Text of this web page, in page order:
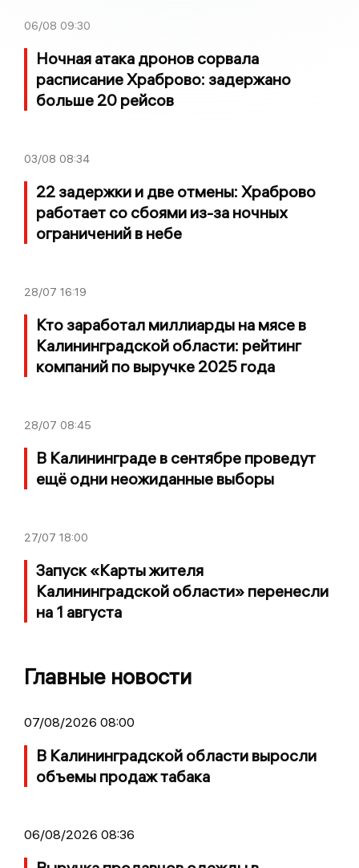
06/08 09:30
Ночная атака дронов сорвала
расписание Храброво: задержано
больше 20 рейсов
03/08 08:34
22 задержки и две отмены: Храброво
работает со сбоями из-за ночных
ограничений в небе
28/07 16:19
Кто заработал миллиарды на мясе в
Калининградской области: рейтинг
компаний по выручке 2025 года
28/07 08:45
В Калининграде в сентябре проведут
ещё одни неожиданные выборы
27/07 18:00
Запуск «Карты жителя
Калининградской области» перенесли
на 1 августа
Главные новости
07/08/2026 08:00
В Калининградской области выросли
объемы продаж табака
06/08/2026 08:36